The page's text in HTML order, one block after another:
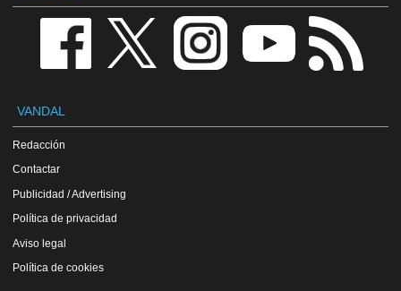
VANDAL
Redacción
Contactar
Publicidad / Advertising
Política de privacidad
Aviso legal
Política de cookies